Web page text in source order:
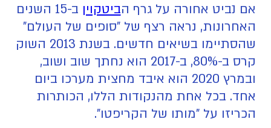
אם נביט אחורה על גרף הביטקוין
ב-15 השנים
האחרונות, נראה רצף של "סופים של העולם"
שהסתיימו בשיאים חדשים. בשנת 2013 השוק
קרס ב-80%, ב-2017 הוא נחתך שוב ושוב,
ובמרץ 2020 הוא איבד מחצית מערכו ביום
אחד. בכל אחת מהנקודות הללו, הכותרות
הכריזו על "מותו של הקריפטו".